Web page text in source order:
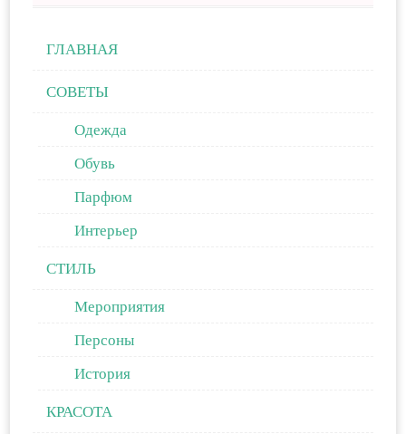
ГЛАВНАЯ
СОВЕТЫ
Одежда
Обувь
Парфюм
Интерьер
СТИЛЬ
Мероприятия
Персоны
История
КРАСОТА